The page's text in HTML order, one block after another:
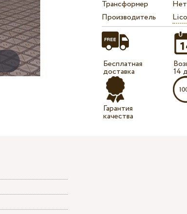
Трансформер
Нет
Производитель
Бесплатная
доставка
Гарантия
качества
14